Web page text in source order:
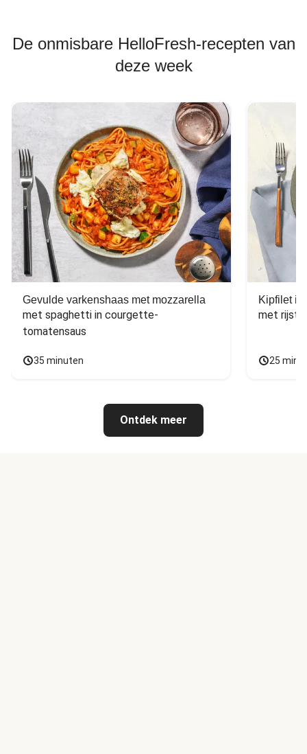
De onmisbare HelloFresh-recepten van
deze week
Gevulde varkenshaas met mozzarella
met spaghetti in courgette-
tomatensaus
35 minuten
Kipfilet in
met rijst,
25
Ontdek meer